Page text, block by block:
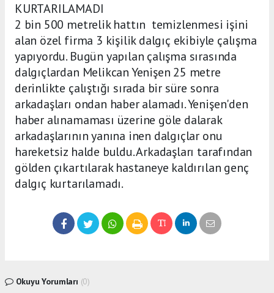
KURTARILAMADI
2 bin 500 metrelik hattın temizlenmesi işini
alan özel firma 3 kişilik dalgıç ekibiyle çalışma
yapıyordu. Bugün yapılan çalışma sırasında
dalgıçlardan Melikcan Yenişen 25 metre
derinlikte çalıştığı sırada bir süre sonra
arkadaşları ondan haber alamadı. Yenişen'den
haber alınamaması üzerine göle dalarak
arkadaşlarının yanına inen dalgıçlar onu
hareketsiz halde buldu. Arkadaşları tarafından
gölden çıkartılarak hastaneye kaldırılan genç
dalgıç kurtarılamadı.
Okuyu Yorumları (0)